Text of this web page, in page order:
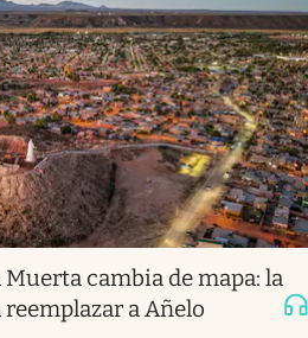
Muerta cambia de mapa: la
a Añelo